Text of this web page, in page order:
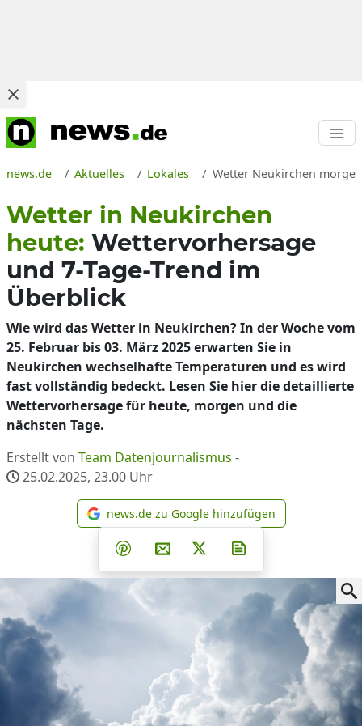
news.de Aktuelles Lokales Wetter Neukirchen
Wetter in Neukirchen
heute: Wettervorhersage
und 7-Tage-Trend im
Überblick
Wie wird das Wetter in Neukirchen? In der Woche vom
25. Februar bis 03. März 2025 erwarten Sie in
Neukirchen wechselhafte Temperaturen und es wird
fast vollständig bedeckt. Lesen Sie hier die detaillierte
Wettervorhersage für heute, morgen und die
nächsten Tage.
Erstellt von Team Datenjournalismus -
25.02.2025, 23.00 Uhr
news.de zu Google
news.de zu Google hinzufügen
Teilen auf Facebook
Teilen auf Whatsapp
Teilen auf Telegram
Teilen auf Pinterest
Per E-Mail teilen
Post auf X